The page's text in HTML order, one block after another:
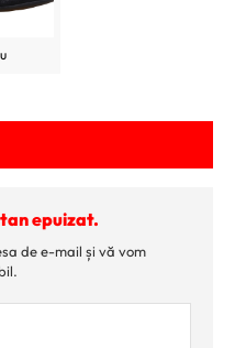
epuizat.
de e-mail și vă vom